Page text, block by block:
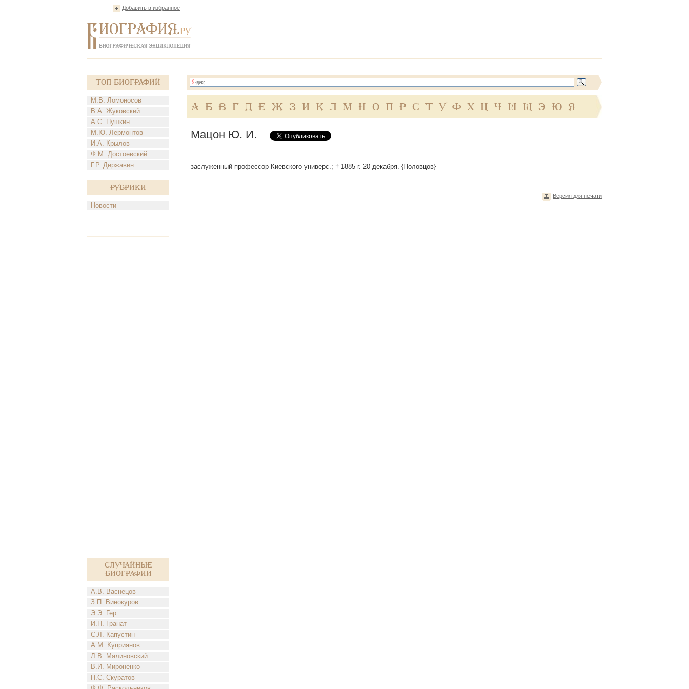
Добавить в избранное
Топ Биографий
М.В. Ломоносов
В.А. Жуковский
А.С. Пушкин
М.Ю. Лермонтов
И.А. Крылов
Ф.М. Достоевский
Г.Р. Державин
Рубрики
Новости
Случайные
биографии
А.В. Васнецов
З.П. Винокуров
Э.Э. Гер
И.Н. Гранат
С.Л. Капустин
А.М. Куприянов
Л.В. Малиновский
В.И. Мироненко
Н.С. Скуратов
А Б В Г Д Е Ж З И К Л М Н О П Р С Т У Ф Х Ц Ч Ш Щ Э Ю Я
Мацон Ю. И.
заслуженный профессор Киевского универс.; † 1885 г. 20 декабря. {Половцов}
Версия для печати